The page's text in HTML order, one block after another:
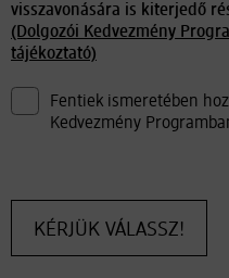
visszavonására is kiterjedő
(Dolgozói Kedvezmény
tájékoztató)
Fentiek ismeretében
Kedvezmény
KÉRJÜK VÁLASSZ!